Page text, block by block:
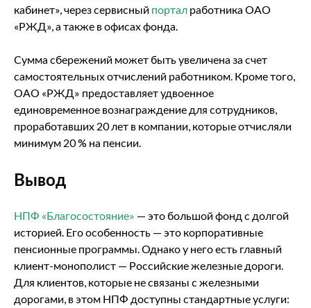
кабинет», через сервисный портал работника ОАО
«РЖД», а также в офисах фонда.
Сумма сбережений может быть увеличена за счет
самостоятельных отчислений работником. Кроме того,
ОАО «РЖД» предоставляет удвоенное
единовременное вознаграждение для сотрудников,
проработавших 20 лет в компании, которые отчисляли
минимум 20 % на пенсии.
Вывод
НПФ «Благосостояние» — это большой фонд с долгой
историей. Его особенность — это корпоративные
пенсионные программы. Однако у него есть главный
клиент-монополист — Российские железные дороги.
Для клиентов, которые не связаны с железными
дорогами, в этом НПФ доступны стандартные услуги: